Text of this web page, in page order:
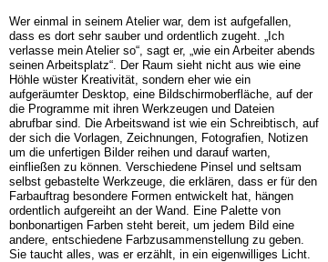
Wer einmal in seinem Atelier war, dem ist aufgefallen,
dass es dort sehr sauber und ordentlich zugeht. „Ich
verlasse mein Atelier so“, sagt er, „wie ein Arbeiter abends
seinen Arbeitsplatz“. Der Raum sieht nicht aus wie eine
Höhle wüster Kreativität, sondern eher wie ein
aufgeräumter Desktop, eine Bildschirmoberfläche, auf der
die Programme mit ihren Werkzeugen und Dateien
abrufbar sind. Die Arbeitswand ist wie ein Schreibtisch, auf
der sich die Vorlagen, Zeichnungen, Fotografien, Notizen
um die unfertigen Bilder reihen und darauf warten,
einfließen zu können. Verschiedene Pinsel und seltsam
selbst gebastelte Werkzeuge, die erklären, dass er für den
Farbauftrag besondere Formen entwickelt hat, hängen
ordentlich aufgereiht an der Wand. Eine Palette von
bonbonartigen Farben steht bereit, um jedem Bild eine
andere, entschiedene Farbzusammenstellung zu geben.
Sie taucht alles, was er erzählt, in ein eigenwilliges Licht.